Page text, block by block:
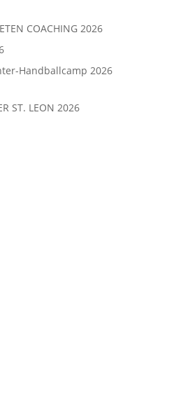
COACHING 2026
Handballcamp 2026
ST. LEON 2026